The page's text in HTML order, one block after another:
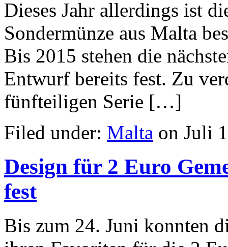
Dieses Jahr allerdings ist
Sondermünze aus Malta
Bis 2015 stehen die
Entwurf bereits fest. Zu
fünfteiligen Serie […]
Filed under: Malta on Juli
Design für 2 Euro
fest
Bis zum 24. Juni konnten